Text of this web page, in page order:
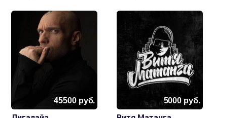
45500руб. 5000 руб.